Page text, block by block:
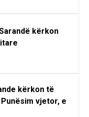
kërkon
kërkon të
vjetor, e